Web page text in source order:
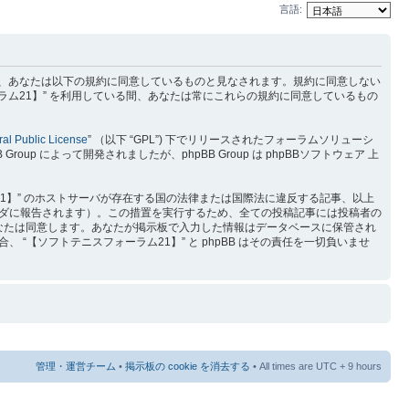
言語:
あなたは以下の規約に同意しているものと見なされます。規約に同意しない
21】” を利用している間、あなたは常にこれらの規約に同意しているもの
Public License” （以下 “GPL”) 下でリリースされたフォーラムソリューシ
によって開発されましたが、phpBB Group は phpBBソフトウェア 上
” のホストサーバが存在する国の法律または国際法に違反する記事、以上
報告されます）。この措置を実行するため、全ての投稿記事には投稿者の
は同意します。あなたが掲示板で入力した情報はデータベースに保管され
“【ソフトテニスフォーラム21】” と phpBB はその責任を一切負いませ
管理・運営チーム • 掲示板の cookie を消去する • All times are UTC + 9 hours